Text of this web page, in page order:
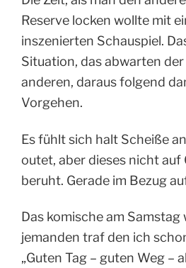
Reserve locken wollte mit
inszenierten Schauspiel.
Situation, das abwarten
anderen, daraus folgend
Vorgehen.
Es fühlt sich halt Scheiße
outet, aber dieses nicht auf
beruht. Gerade im Bezug
Das komische am Samstag
jemanden traf den ich
„Guten Tag – guten Weg –